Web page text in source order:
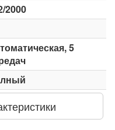
2000
5